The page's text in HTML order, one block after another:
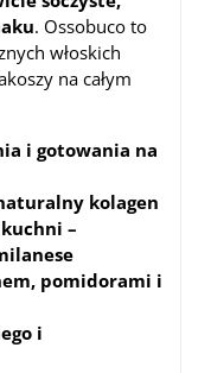
. Ossobuco to
włoskich
na całym
i gotowania na
kolagen
–
pomidorami i
i